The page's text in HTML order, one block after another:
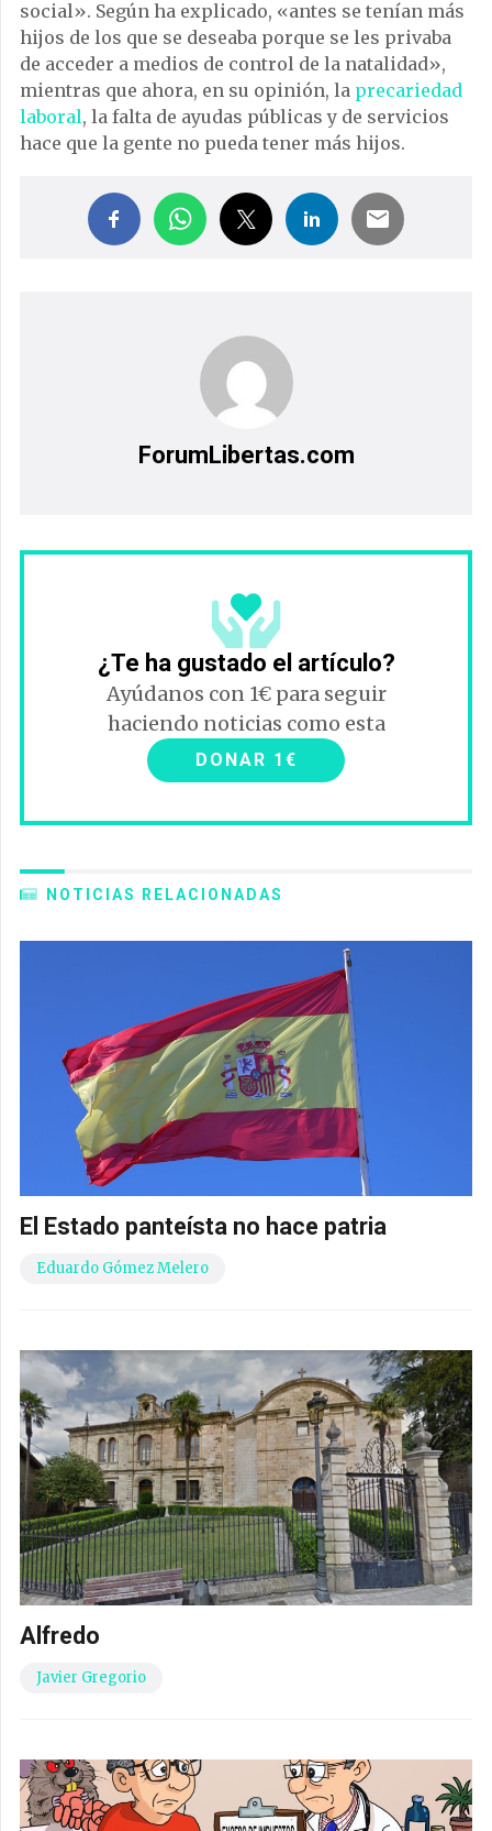
social». Según ha explicado, «antes se tenían más
hijos de los que se deseaba porque se les privaba
de acceder a medios de control de la natalidad»,
mientras que ahora, en su opinión, la precariedad
laboral, la falta de ayudas públicas y de servicios
hace que la gente no pueda tener más hijos.
ForumLibertas.com
¿Te ha gustado el artículo?
Ayúdanos con 1€ para seguir
haciendo noticias como esta
DONAR 1€
NOTICIAS RELACIONADAS
El Estado panteísta no hace patria
Eduardo Gómez Melero
Alfredo
Javier Gregorio